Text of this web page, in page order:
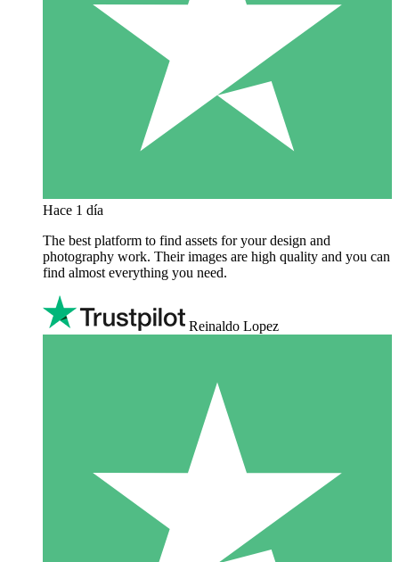
Hace 1 día
The best platform to find assets for your design and
photography work. Their images are high quality and you can
find almost everything you need.
Reinaldo Lopez